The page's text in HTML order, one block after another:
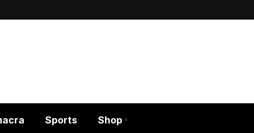
Sports Shop